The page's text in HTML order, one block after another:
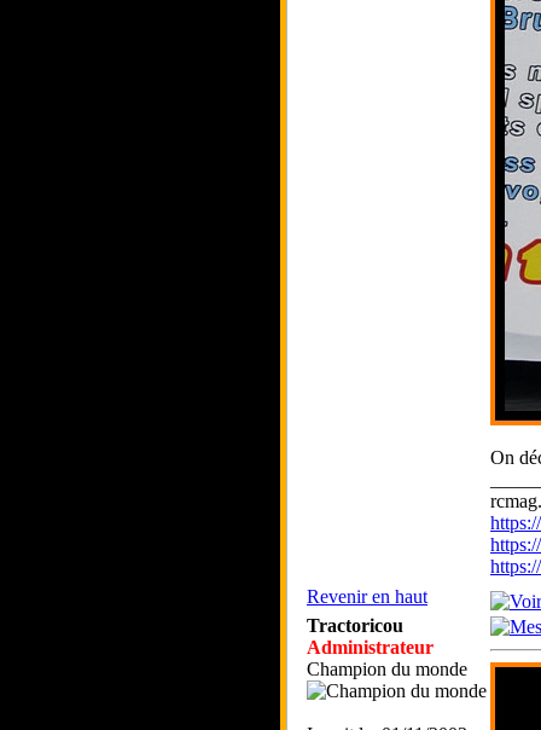
On
Revenir en haut
Tractoricou
Administrateur
Champion du monde